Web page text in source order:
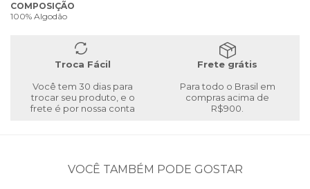
COMPOSIÇÃO
100% Algodão
Troca Fácil
Você tem 30 dias para
trocar seu produto, e o
frete é por nossa conta
Frete grátis
Para todo o Brasil em
compras acima de
R$900.
VOCÊ TAMBÉM PODE GOSTAR